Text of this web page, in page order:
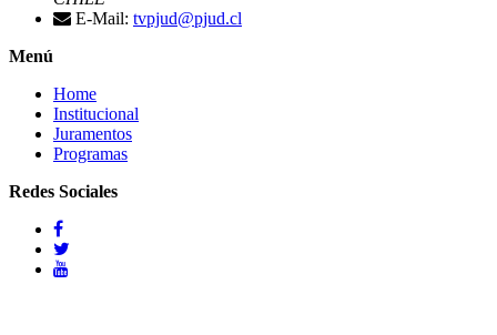
E-Mail: tvpjud@pjud.cl
Menú
Home
Institucional
Juramentos
Programas
Redes Sociales